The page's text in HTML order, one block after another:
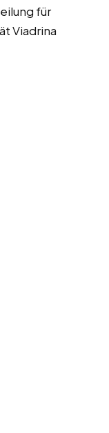
für
Viadrina